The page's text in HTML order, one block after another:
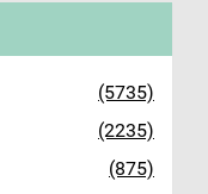
(5735)
(2235)
(875)